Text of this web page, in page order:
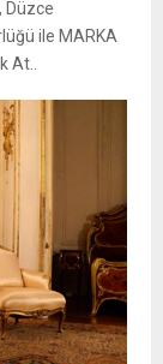
Düzce
ile MARKA
At..